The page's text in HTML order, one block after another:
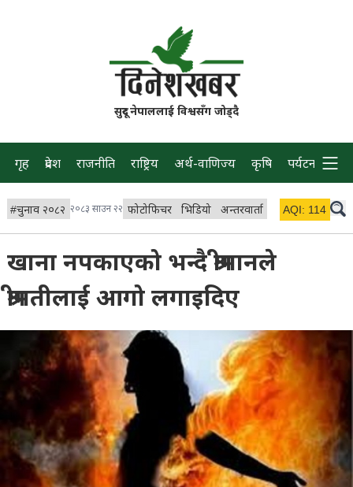
सुदूर नेपाललाई विश्वसँग जोड्दै
गृह प्रदेश राजनीति राष्ट्रिय अर्थ-वाणिज्य कृषि पर्यटन प्रवास
#चुनाव २०८२ २०८३ साउन २२ फोटोफिचर भिडियो अन्तरवार्ता विचार/ब्लग
AQI: 114
खाना नपकाएको भन्दै श्रीमानले
श्रीमतीलाई आगो लगाइदिए